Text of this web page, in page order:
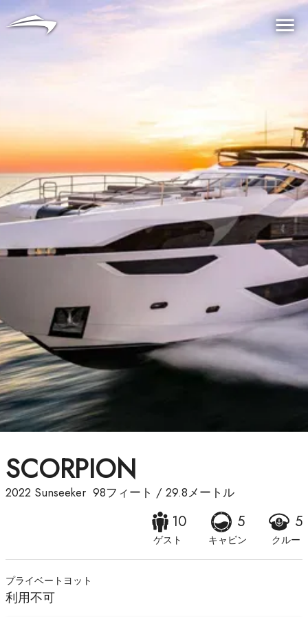
SCORPION
2022 Sunseeker 98フィート / 29.8メートル
10
ゲスト
5
キャビン
5
クルー
プライベートヨット
利用不可
言語
通貨